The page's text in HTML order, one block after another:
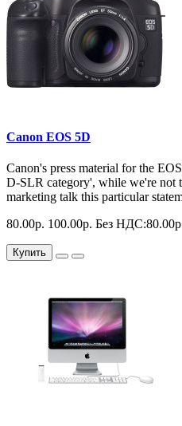
Canon EOS 5D
Canon's press material for the
D-SLR category', while we're not
marketing talk this particular
80.00р. 100.00р. Без
Купить